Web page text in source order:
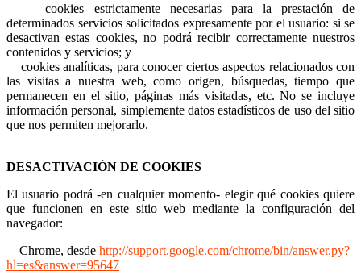
cookies estrictamente necesarias para la prestación de
determinados servicios solicitados expresamente por el usuario: si se
desactivan estas cookies, no podrá recibir correctamente nuestros
contenidos y servicios; y
cookies analíticas, para conocer ciertos aspectos relacionados con
las visitas a nuestra web, como origen, búsquedas, tiempo que
permanecen en el sitio, páginas más visitadas, etc. No se incluye
información personal, simplemente datos estadísticos de uso del sitio
que nos permiten mejorarlo.
DESACTIVACIÓN DE COOKIES
El usuario podrá -en cualquier momento- elegir qué cookies quiere
que funcionen en este sitio web mediante la configuración del
navegador:
Chrome, desde http://support.google.com/chrome/bin/answer.py?
hl=es&answer=95647